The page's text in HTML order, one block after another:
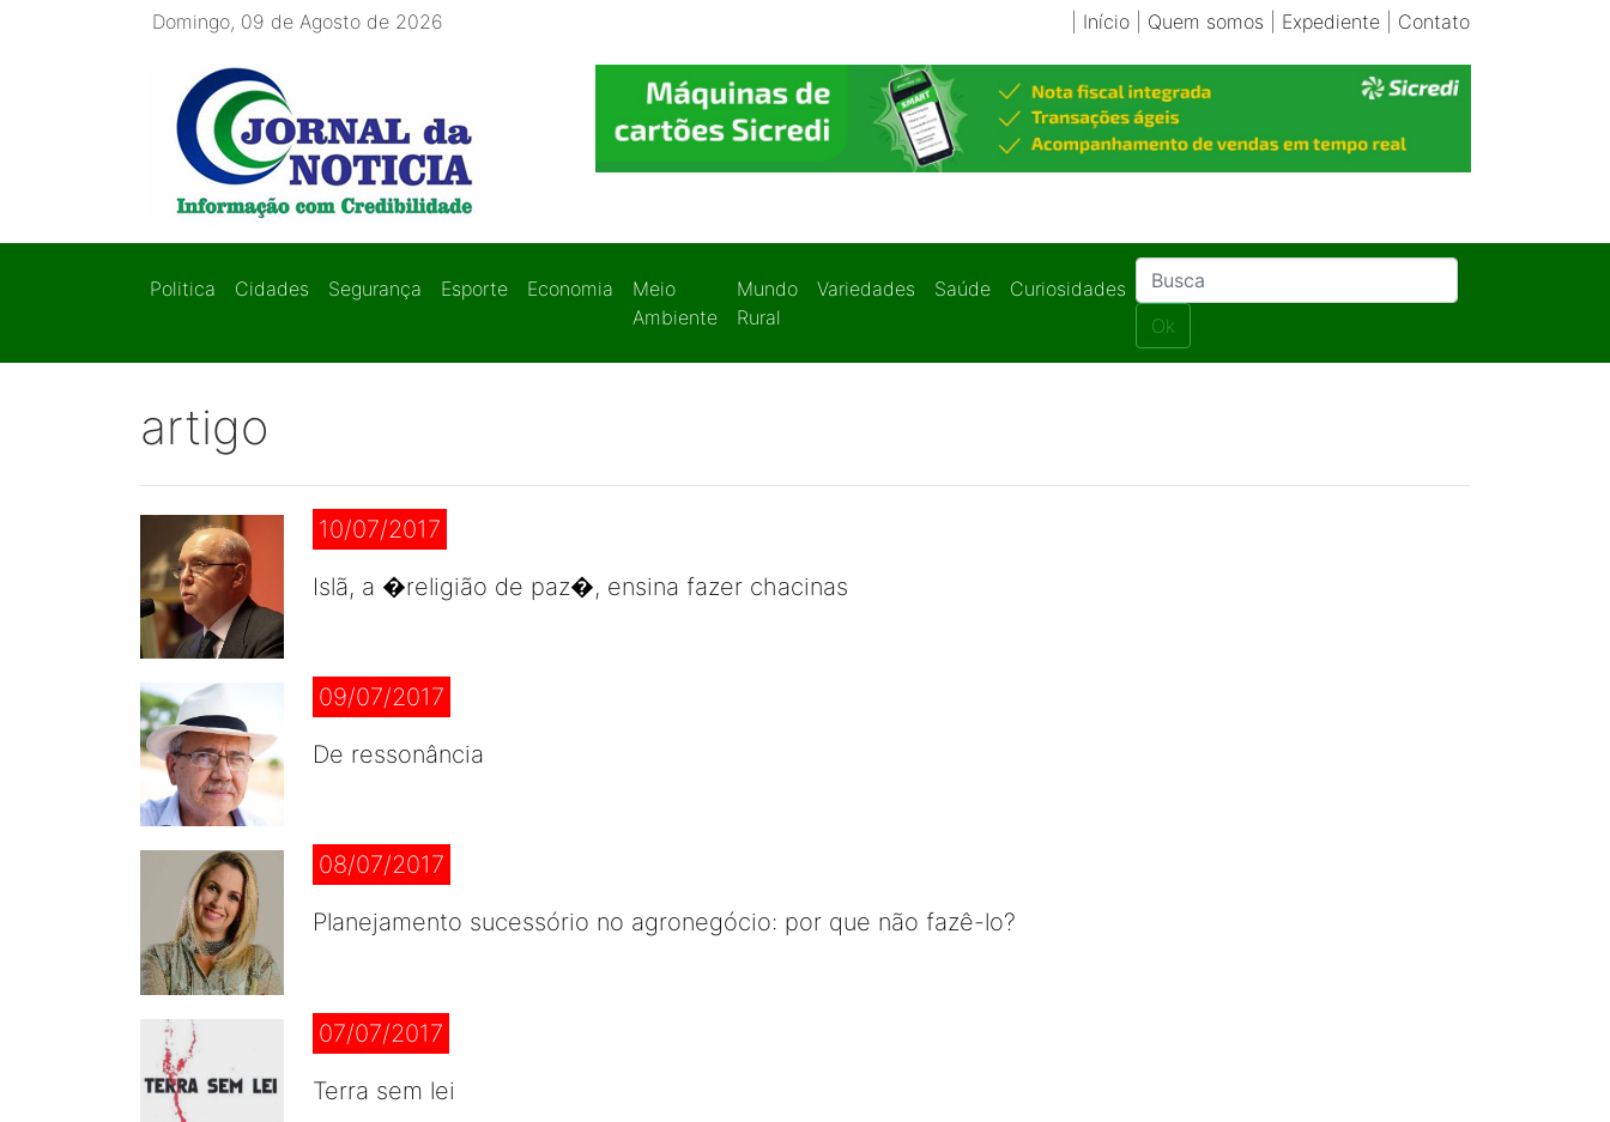
Domingo, 09 de Agosto de 2026 Início| Quem somos Expediente| Contato
Politica Cidades Segurança Esporte Economia
Meio
Ambiente
Mundo
Rural
Variedades Saúde
Curiosidades
Ok
artigo
10/07/2017
Islã, a �religião de paz�, ensina fazer chacinas
09/07/2017
De ressonância
08/07/2017
Planejamento sucessório no agronegócio: por que não fazê-lo?
07/07/2017
Terra sem lei